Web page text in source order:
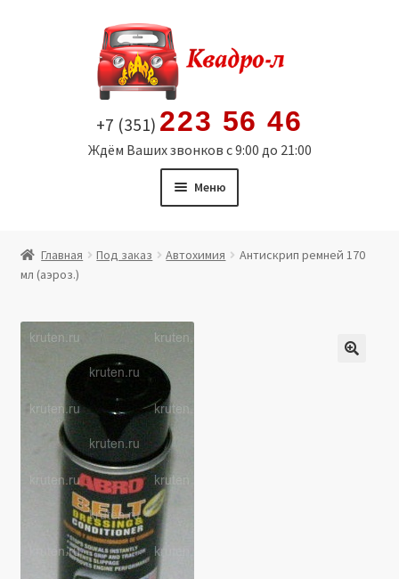
содержимому
+7 (351) 223 56 46
Ждём Ваших звонков с 9:00 до 21:00
Меню
Витрина
Мой аккаунт
Политика в отношении обработки персональных
данных
Производители
Юридические данные
Главная Под заказ Автохимия
Антискрип ремней 170
мл (аэроз.)